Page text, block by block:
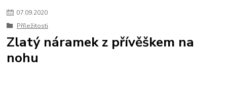
pro štěstí
dvoubarevné přívěšky
přívěšky bílé zlato
přívěšek pro dítě
zlaté řetízky kombinace zlata
zirkony
fotbalový míč
07.09.2020
Příležitosti
Zlatý náramek z přívěškem na
nohu